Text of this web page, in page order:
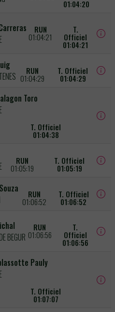
01:04:20
RUN
01:04:21
T.
Officiel
01:04:21
RUN
01:04:29
T. Officiel
01:04:29
Toro
T. Officiel
01:04:38
RUN
01:05:19
T. Officiel
01:05:19
RUN
01:06:52
T. Officiel
01:06:52
BEGUR
RUN
01:06:56
T.
Officiel
01:06:56
Pauly
T. Officiel
01:07:07